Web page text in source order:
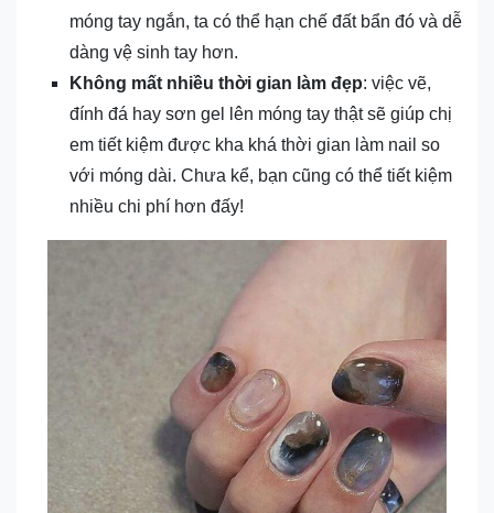
móng tay ngắn, ta có thể hạn chế đất bẩn đó và dễ
dàng vệ sinh tay hơn.
Không mất nhiều thời gian làm đẹp: việc vẽ,
đính đá hay sơn gel lên móng tay thật sẽ giúp chị
em tiết kiệm được kha khá thời gian làm nail so
với móng dài. Chưa kể, bạn cũng có thể tiết kiệm
nhiều chi phí hơn đấy!